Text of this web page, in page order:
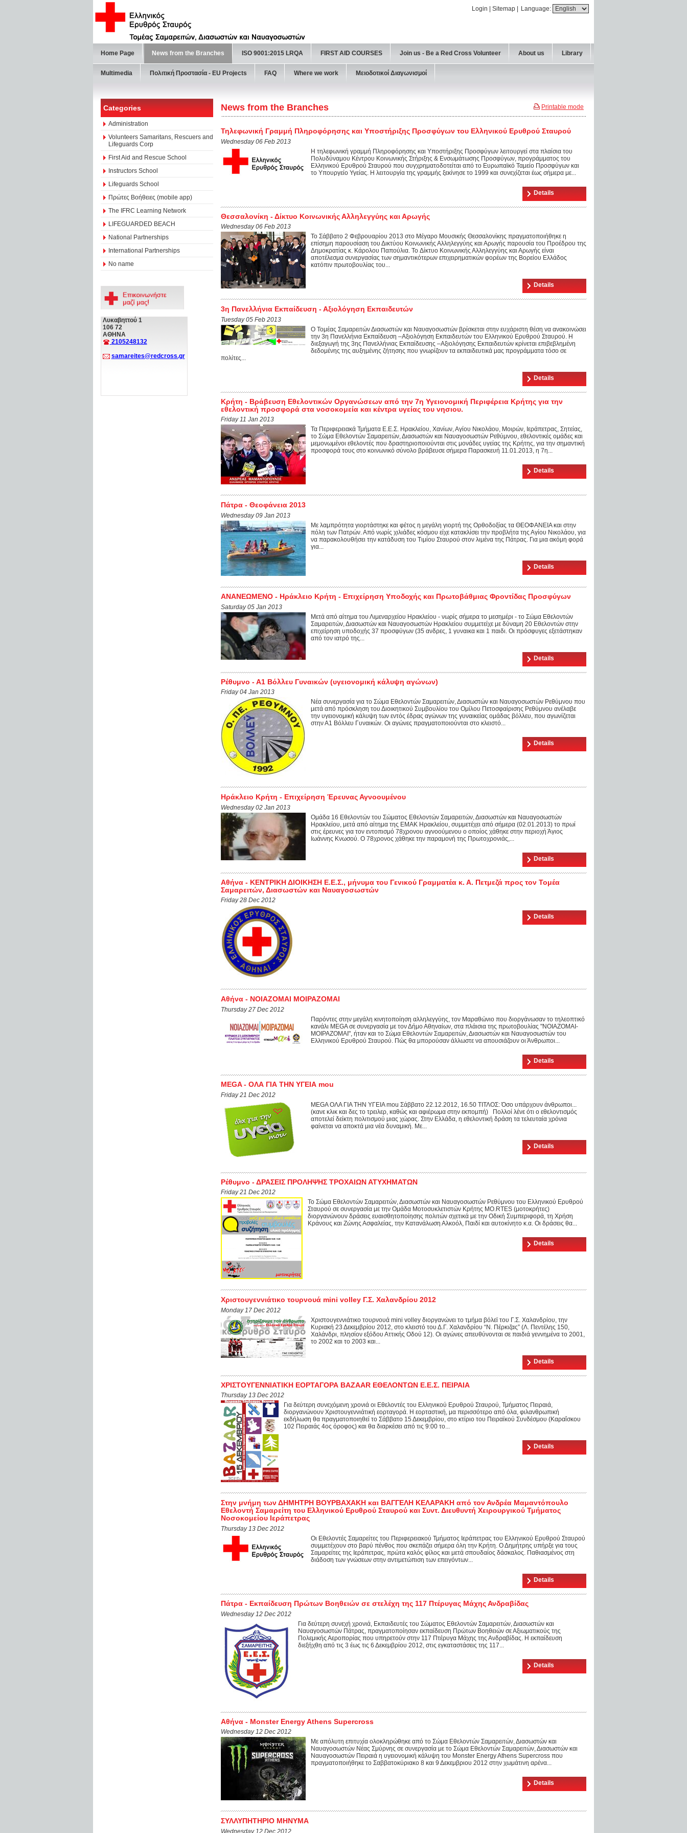
Language:
Login Sitemap
Home Page News from the Branches ISO 9001:2015 LRQA FIRST AID COURSES Join us - Be a Red Cross Volunteer About us Library
Multimedia Πολιτική Προστασία - ΕU Projects FAQ Where we work Μειοδοτικοί Διαγωνισμοί
Categories
Administration
Volunteers Samaritans, Rescuers and
Lifeguards Corp
First Aid and Rescue School
Instructors School
Lifeguards School
Πρώτες Βοήθειες (mobile app)
The IFRC Learning Network
LIFEGUARDED BEACH
National Partnerships
International Partnerships
No name
Λυκαβηττού 1
106 72
ΑΘΗΝΑ
2105248132
samareites@redcross.gr
Printable mode
News from the Branches
Τηλεφωνική Γραμμή Πληροφόρησης και Υποστήριξης Προσφύγων του Ελληνικού Ερυθρού Σταυρού
Wednesday 06 Feb 2013
Η τηλεφωνική γραμμή Πληροφόρησης και Υποστήριξης Προσφύγων λειτουργεί στα πλαίσια του
Πολυδύναμου Κέντρου Κοινωνικής Στήριξης & Ενσωμάτωσης Προσφύγων, προγράμματος του
Ελληνικού Ερυθρού Σταυρού που συγχρηματοδοτείται από το Ευρωπαϊκό Ταμείο Προσφύγων και
το Υπουργείο Υγείας. H λειτουργία της γραμμής ξεκίνησε το 1999 και συνεχίζεται έως σήμερα με...
Details
Θεσσαλονίκη - Δίκτυο Κοινωνικής Αλληλεγγύης και Αρωγής
Wednesday 06 Feb 2013
Το Σάββατο 2 Φεβρουαρίου 2013 στο Μέγαρο Μουσικής Θεσσαλονίκης πραγματοποιήθηκε η
επίσημη παρουσίαση του Δικτύου Κοινωνικής Αλληλεγγύης και Αρωγής παρουσία του Προέδρου της
Δημοκρατίας κ. Κάρολου Παπούλια. To Δίκτυο Κοινωνικής Αλληλεγγύης και Αρωγής είναι
αποτέλεσμα συνεργασίας των σημαντικότερων επιχειρηματικών φορέων της Βορείου Ελλάδος
κατόπιν πρωτοβουλίας του...
Details
3η Πανελλήνια Εκπαίδευση - Αξιολόγηση Εκπαιδευτών
Tuesday 05 Feb 2013
Ο Τομέας Σαμαρειτών Διασωστών και Ναυαγοσωστών βρίσκεται στην ευχάριστη θέση να ανακοινώσει
την 3η Πανελλήνια Εκπαίδευση –Αξιολόγηση Εκπαιδευτών του Ελληνικού Ερυθρού Σταυρού. Η
διεξαγωγή της 3ης Πανελλήνιας Εκπαίδευσης –Αξιολόγησης Εκπαιδευτών κρίνεται επιβεβλημένη
δεδομένης της αυξημένης ζήτησης που γνωρίζουν τα εκπαιδευτικά μας προγράμματα τόσο σε
πολίτες...
Details
Κρήτη - Βράβευση Εθελοντικών Οργανώσεων από την 7η Υγειονομική Περιφέρεια Κρήτης για την
εθελοντική προσφορά στα νοσοκομεία και κέντρα υγείας του νησιου.
Friday 11 Jan 2013
Τα Περιφερειακά Τμήματα Ε.Ε.Σ. Ηρακλείου, Χανίων, Αγίου Νικολάου, Μοιρών, Ιεράπετρας, Σητείας,
το Σώμα Εθελοντών Σαμαρειτών, Διασωστών και Ναυαγοσωστών Ρεθύμνου, εθελοντικές ομάδες και
μεμονωμένοι εθελοντές που δραστηριοποιούνται στις μονάδες υγείας της Κρήτης, για την σημαντική
προσφορά τους στο κοινωνικό σύνολο βράβευσε σήμερα Παρασκευή 11.01.2013, η 7η...
Details
Πάτρα - Θεοφάνεια 2013
Wednesday 09 Jan 2013
Με λαμπρότητα γιορτάστηκε και φέτος η μεγάλη γιορτή της Ορθοδοξίας τα ΘΕΟΦΑΝΕΙΑ και στην
πόλη των Πατρών. Από νωρίς χιλιάδες κόσμου είχε κατακλίσει την προβλήτα της Αγίου Νικολάου, για
να παρακολουθήσει την κατάδυση του Τιμίου Σταυρού στον λιμένα της Πάτρας. Για μια ακόμη φορά
για...
Details
ANANEΩΜΕΝΟ - Ηράκλειο Κρήτη - Επιχείρηση Υποδοχής και Πρωτοβάθμιας Φροντίδας Προσφύγων
Saturday 05 Jan 2013
Μετά από αίτημα του Λιμεναρχείου Ηρακλείου - νωρίς σήμερα το μεσημέρι - το Σώμα Εθελοντών
Σαμαρειτών, Διασωστών και Ναυαγοσωστών Ηρακλείου συμμετείχε με δύναμη 20 Εθελοντών στην
επιχείρηση υποδοχής 37 προσφύγων (35 ανδρες, 1 γυναικα και 1 παιδι. Οι πρόσφυγες εξετάστηκαν
από τον ιατρό της...
Details
Ρέθυμνο - Α1 Βόλλευ Γυναικών (υγειονομική κάλυψη αγώνων)
Friday 04 Jan 2013
Νέα συνεργασία για το Σώμα Εθελοντών Σαμαρειτών, Διασωστών και Ναυαγοσωστών Ρεθύμνου που
μετά από πρόσκληση του Διοικητικού Συμβουλίου του Ομίλου Πετοσφαίρισης Ρεθύμνου ανέλαβε
την υγειονομική κάλυψη των εντός έδρας αγώνων της γυναικείας ομάδας βόλλευ, που αγωνίζεται
στην Α1 Βόλλευ Γυναικών. Οι αγώνες πραγματοποιούνται στο κλειστό...
Details
Ηράκλειο Κρήτη - Επιχείρηση Έρευνας Αγνοουμένου
Wednesday 02 Jan 2013
Ομάδα 16 Εθελοντών του Σώματος Εθελοντών Σαμαρειτών, Διασωστών και Ναυαγοσωστών
Ηρακλείου, μετά από αίτημα της ΕΜΑΚ Ηρακλείου, συμμετέχει από σήμερα (02.01.2013) το πρωί
στις έρευνες για τον εντοπισμό 78χρονου αγνοούμενου ο οποίος χάθηκε στην περιοχή Άγιος
Ιωάννης Κνωσού. Ο 78χρονος χάθηκε την παραμονή της Πρωτοχρονιάς,...
Details
Aθήνα - ΚΕΝΤΡΙΚΗ ΔΙΟΙΚΗΣΗ Ε.Ε.Σ., μήνυμα του Γενικού Γραμματέα κ. Α. Πετμεζά προς τον Τομέα
Σαμαρειτών, Διασωστών και Ναυαγοσωστών
Friday 28 Dec 2012
Details
Αθήνα - ΝΟΙΑΖΟΜΑΙ ΜΟΙΡΑΖΟΜΑΙ
Thursday 27 Dec 2012
Παρόντες στην μεγάλη κινητοποίηση αλληλεγγύης, τον Μαραθώνιο που διοργάνωσαν το τηλεοπτικό
κανάλι MEGA σε συνεργασία με τον Δήμο Αθηναίων, στα πλάισια της πρωτοβουλίας "ΝΟΙΑΖΟΜΑΙ-
ΜΟΙΡΑΖΟΜΑΙ", ήταν και το Σώμα Εθελοντών Σαμαρειτών, Διασωστών και Ναυαγοσωστών του
Ελληνικού Ερυθρού Σταυρού. Πώς θα μπορούσαν άλλωστε να απουσιάζουν οι Άνθρωποι...
Details
MEGA - ΟΛΑ ΓΙΑ ΤΗΝ ΥΓΕΙΑ mou
Friday 21 Dec 2012
MEGA ΟΛΑ ΓΙΑ ΤΗΝ ΥΓΕΙΑ mou Σάββατο 22.12.2012, 16.50 ΤΙΤΛΟΣ: Όσο υπάρχουν άνθρωποι...
(κανε κλικ και δες το τρειλερ, καθώς και αφιέρωμα στην εκπομπή) Πολλοί λένε ότι ο εθελοντισμός
αποτελεί δείκτη πολιτισμού μιας χώρας. Στην Ελλάδα, η εθελοντική δράση τα τελευταία χρόνια
φαίνεται να αποκτά μια νέα δυναμική. Με...
Details
Ρέθυμνο - ΔΡΑΣΕΙΣ ΠΡΟΛΗΨΗΣ ΤΡΟΧΑΙΩΝ ΑΤΥΧΗΜΑΤΩΝ
Friday 21 Dec 2012
Το Σώμα Εθελοντών Σαμαρειτών, Διασωστών και Ναυαγοσωστών Ρεθύμνου του Ελληνικού Ερυθρού
Σταυρού σε συνεργασία με την Ομάδα Μοτοσυκλετιστών Κρήτης MO.RTES (μοτοκρήτες)
διοργανώνουν δράσεις ευαισθητοποίησης πολιτών σχετικά με την Οδική Συμπεριφορά, τη Χρήση
Κράνους και Ζώνης Ασφαλείας, την Κατανάλωση Αλκοόλ, Παιδί και αυτοκίνητο κ.α. Οι δράσεις θα...
Details
Χριστουγεννιάτικο τουρνουά mini volley Γ.Σ. Χαλανδρίου 2012
Monday 17 Dec 2012
Χριστουγεννιάτικο τουρνουά mini volley διοργανώνει το τμήμα βόλεϊ του Γ.Σ. Χαλανδρίου, την
Κυριακή 23 Δεκεμβρίου 2012, στο κλειστό του Δ.Γ. Χαλανδρίου “Ν. Πέρκιζας” (Λ. Πεντέλης 150,
Χαλάνδρι, πλησίον εξόδου Αττικής Οδού 12). Οι αγώνες απευθύνονται σε παιδιά γεννημένα το 2001,
το 2002 και το 2003 και...
Details
ΧΡΙΣΤΟΥΓΕΝΝΙΑΤΙΚΗ ΕΟΡΤΑΓΟΡΑ BAZAAR EΘΕΛΟΝΤΩΝ Ε.Ε.Σ. ΠΕΙΡΑΙΑ
Thursday 13 Dec 2012
Για δεύτερη συνεχόμενη χρονιά οι Εθελοντές του Ελληνικού Ερυθρού Σταυρού, Τμήματος Πειραιά,
διοργανώνουν Χριστουγεννιάτική εορταγορά. Η εορταστική, μα περισσότερο από όλα, φιλανθρωπική
εκδήλωση θα πραγματοποιηθεί το Σάββατο 15 Δεκεμβρίου, στο κτίριο του Πειραϊκού Συνδέσμου (Καραΐσκου
102 Πειραιάς 4ος όροφος) και θα διαρκέσει από τις 9:00 το...
Details
Στην μνήμη των ΔΗΜΗΤΡΗ ΒΟΥΡΒΑΧΑΚΗ και ΒΑΓΓΕΛΗ ΚΕΛΑΡΑΚΗ από τον Ανδρέα Μαμαντόπουλο
Εθελοντή Σαμαρείτη του Ελληνικού Ερυθρού Σταυρού και Συντ. Διευθυντή Χειρουργικού Τμήματος
Νοσοκομείου Ιεράπετρας
Thursday 13 Dec 2012
Οι Εθελοντές Σαμαρείτες του Περιφερειακού Τμήματος Ιεράπετρας του Ελληνικού Ερυθρού Σταυρού
συμμετέχουν στο βαρύ πένθος που σκεπάζει σήμερα όλη την Κρήτη. Ο Δημήτρης υπήρξε για τους
Σαμαρείτες της Ιεράπετρας, πρώτα καλός φίλος και μετά σπουδαίος δάσκαλος. Παθιασμένος στη
διάδοση των γνώσεων στην αντιμετώπιση των επειγόντων...
Details
Πάτρα - Εκπαίδευση Πρώτων Βοηθειών σε στελέχη της 117 Πτέρυγας Μάχης Ανδραβίδας
Wednesday 12 Dec 2012
Για δεύτερη συνεχή χρονιά, Εκπαιδευτές του Σώματος Εθελοντών Σαμαρειτών, Διασωστών και
Ναυαγοσωστών Πάτρας, πραγματοποίησαν εκπαίδευση Πρώτων Βοηθειών σε Αξιωματικούς της
Πολεμικής Αεροπορίας που υπηρετούν στην 117 Πτέρυγα Μάχης της Ανδραβίδας. Η εκπαίδευση
διεξήχθη από τις 3 έως τις 6 Δεκεμβρίου 2012, στις εγκαταστάσεις της 117...
Details
Αθήνα - Monster Energy Athens Supercross
Wednesday 12 Dec 2012
Με απόλυτη επιτυχία ολοκληρώθηκε από το Σώμα Εθελοντών Σαμαρειτών, Διασωστών και
Ναυαγοσωστών Νέας Σμύρνης σε συνεργασία με το Σώμα Εθελοντών Σαμαρειτών, Διασωστών και
Ναυαγοσωστών Πειραιά η υγειονομική κάλυψη του Monster Energy Athens Supercross που
πραγματοποιήθηκε το Σαββατοκύριακο 8 και 9 Δεκεμβριου 2012 στην χωμάτινη αρένα...
Details
ΣΥΛΛΥΠΗΤΗΡΙΟ ΜΗΝΥΜΑ
Wednesday 12 Dec 2012